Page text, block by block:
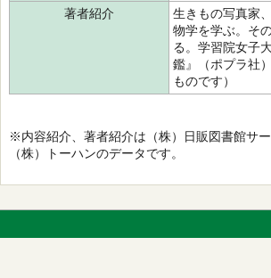
著者紹介
生きもの写真家
物学を学ぶ。そ
る。学習院女子
鑑』（ポプラ社
ものです）
※内容紹介、著者紹介は（株）日販図書館サ
（株）トーハンのデータです。